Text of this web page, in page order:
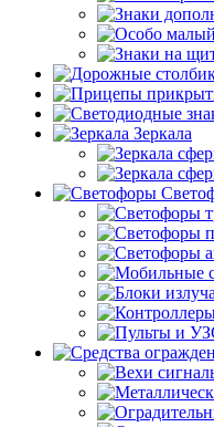
Зеркала